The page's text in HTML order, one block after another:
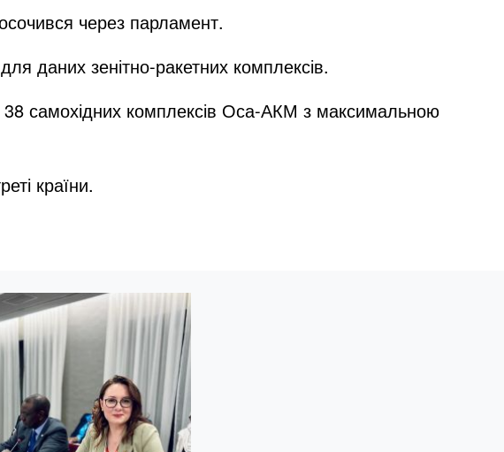
через парламент.
даних зенітно-ракетних комплексів.
38 самохідних комплексів Оса-АКМ з максимальною
країни.